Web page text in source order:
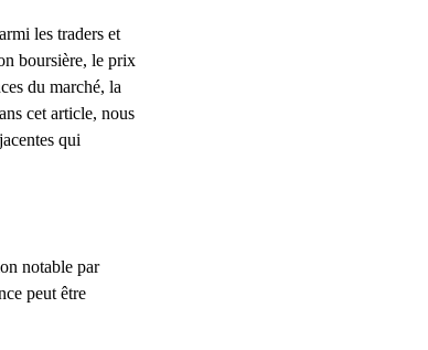
les traders et
boursière, le prix
du marché, la
cet article, nous
qui
notable par
peut être